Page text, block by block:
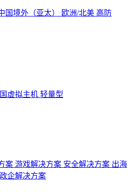
国境外（亚太） 欧洲/北美 高防
虚拟主机 轻量型
案 游戏解决方案 安全解决方案 出海
政企解决方案